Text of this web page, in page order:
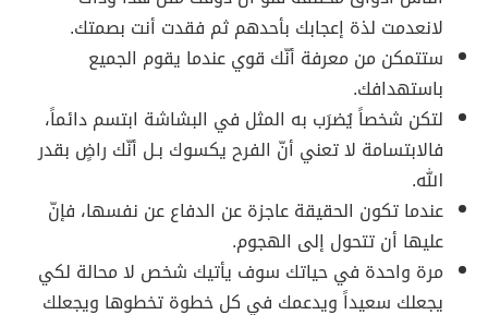
لانعدمت لذة إعجابك بأحدهم ثم فقدت أنت بصمتك.
ستتمكن من معرفة أنّك قوي عندما يقوم الجميع
باستهدافك.
لتكن شخصاً يُضرَب به المثل في البشاشة ابتسم دائماً،
فالابتسامة لا تعني أنّ الفرح يكسوك بـل أنّك راضٍ بقدر
الله.
عندما تكون الحقيقة عاجزة عن الدفاع عن نفسها، فإنّ
عليها أن تتحول إلى الهجوم.
مرة واحدة في حياتك سوف يأتيك شخص لا محالة لكي
يجعلك سعيداً ويدعمك في كل خطوة تخطوها ويجعلك